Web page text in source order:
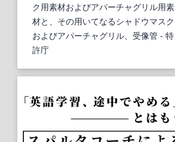
ク用素材およびアパーチャグリル用素
材と、その用いてなるシャドウマスク
およびアパーチャグリル、受像管 - 特
許庁